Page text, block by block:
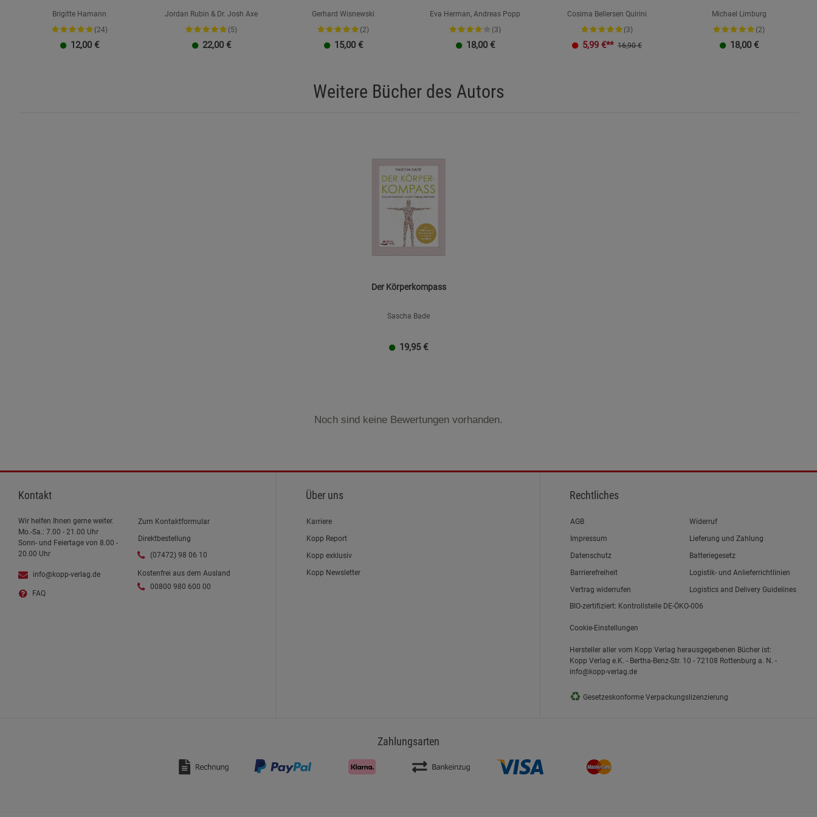
Brigitte Hamann
(24)
12,00 €
Jordan Rubin & Dr. Josh Axe
(5)
22,00 €
Gerhard Wisnewski
(2)
15,00 €
Eva Herman, Andreas Popp
(3)
18,00 €
Cosima Bellersen Quirini
(3)
5,99 €** 16,90 €
Michael Limburg
(2)
18,00 €
Weitere Bücher des Autors
Der Körperkompass
Sascha Bade
19,95 €
Noch sind keine Bewertungen vorhanden.
Kontakt
Wir helfen Ihnen gerne weiter.
Mo.-Sa.: 7.00 - 21.00 Uhr
Sonn- und Feiertage von 8.00 -
20.00 Uhr
info@kopp-verlag.de
FAQ
Zum Kontaktformular
Direktbestellung
(07472) 98 06 10
Kostenfrei aus dem Ausland
00800 980 600 00
Über uns
Karriere
Kopp Report
Kopp exklusiv
Kopp Newsletter
Rechtliches
Link zum/zur
AGB
Link zum/zur
Impressum
Link zum/zur
Datenschutz
Link zum/zur
Barrierefreiheit
Vertrag widerrufen
Widerruf
Lieferung und Zahlung
Batteriegesetz
Logistik- und Anlieferrichtlinien
Logistics and Delivery Guidelines
BIO-zertifiziert: Kontrollstelle DE-ÖKO-006
Cookie-Einstellungen
Hersteller aller vom Kopp Verlag herausgegebenen Bücher ist:
Kopp Verlag e.K. - Bertha-Benz-Str. 10 - 72108 Rottenburg a. N. -
info@kopp-verlag.de
♻ Gesetzeskonforme Verpackungslizenzierung
Zahlungsarten
Cookie-Informationen anzeigen
Datenschutzerklärung